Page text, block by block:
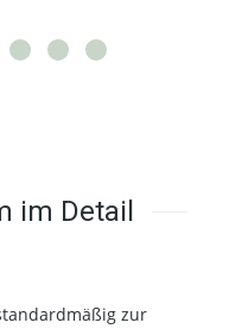
im Detail
zur